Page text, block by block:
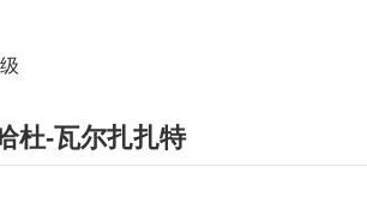
杜-瓦尔扎扎特